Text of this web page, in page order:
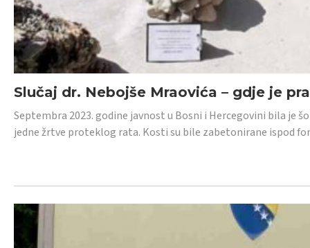
Slučaj dr. Nebojše Mraovića – gdje je
Septembra 2023. godine javnost u Bosni i Hercegovini bila je
jedne žrtve proteklog rata. Kosti su bile zabetonirane ispod